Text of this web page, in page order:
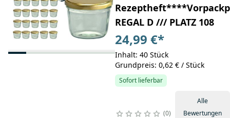
REGAL D /// PLATZ 108
24,99 €*
Inhalt: 40 Stück
Grundpreis: 0,62 € / Stück
Sofort lieferbar
0
Alle
Bewertungen